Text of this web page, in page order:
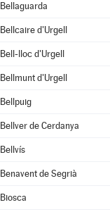
Bellaguarda
Bellcaire d'Urgell
Bell-lloc d'Urgell
Bellmunt d'Urgell
Bellpuig
Bellver de Cerdanya
Bellvís
Benavent de Segrià
Biosca